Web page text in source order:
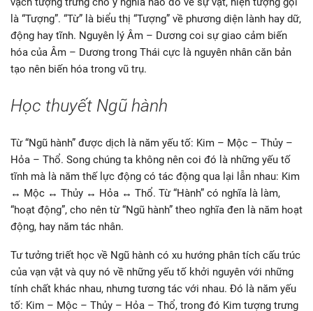
là “Tượng”. “Từ” là biểu thị “Tượng” về phương diện lành hay dữ,
động hay tĩnh. Nguyên lý Âm – Dương coi sự giao cảm biến
hóa của Âm – Dương trong Thái cực là nguyên nhân căn bản
tạo nên biến hóa trong vũ trụ.
Học thuyết Ngũ hành
Từ “Ngũ hành” được dịch là năm yếu tố: Kim – Mộc – Thủy –
Hỏa – Thổ. Song chúng ta không nên coi đó là những yếu tố
tĩnh mà là năm thế lực động có tác động qua lại lẫn nhau: Kim
↔ Mộc ↔ Thủy ↔ Hỏa ↔ Thổ. Từ “Hành” có nghĩa là làm,
“hoạt động”, cho nên từ “Ngũ hành” theo nghĩa đen là năm hoạt
động, hay năm tác nhân.
Tư tưởng triết học về Ngũ hành có xu hướng phân tích cấu trúc
của vạn vật và quy nó về những yếu tố khởi nguyên với những
tính chất khác nhau, nhưng tương tác với nhau. Đó là năm yếu
tố: Kim – Mộc – Thủy – Hỏa – Thổ, trong đó Kim tượng trưng